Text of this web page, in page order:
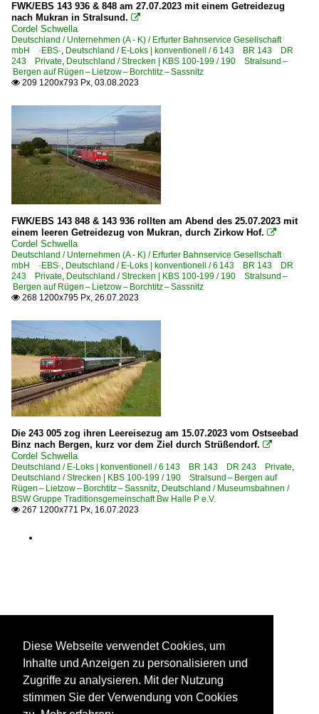
FWK/EBS 143 936 & 848 am 27.07.2023 mit einem Getreidezug
nach Mukran in Stralsund. 
Cordel Schwella
Deutschland / Unternehmen (A - K) / Erfurter Bahnservice Gesellschaft
mbH ·EBS·, Deutschland / E-Loks | konventionell / 6 143 BR 143 DR
243 Private, Deutschland / Strecken | KBS 100-199 / 190 Stralsund –
Bergen auf Rügen – Lietzow – Borchtitz – Sassnitz
 209 1200x793 Px, 03.08.2023
FWK/EBS 143 848 & 143 936 rollten am Abend des 25.07.2023 mit
einem leeren Getreidezug von Mukran, durch Zirkow Hof. 
Cordel Schwella
Deutschland / Unternehmen (A - K) / Erfurter Bahnservice Gesellschaft
mbH ·EBS·, Deutschland / E-Loks | konventionell / 6 143 BR 143 DR
243 Private, Deutschland / Strecken | KBS 100-199 / 190 Stralsund –
Bergen auf Rügen – Lietzow – Borchtitz – Sassnitz
 268 1200x795 Px, 26.07.2023
Die 243 005 zog ihren Leereisezug am 15.07.2023 vom Ostseebad
Binz nach Bergen, kurz vor dem Ziel durch Strüßendorf. 
Cordel Schwella
Deutschland / E-Loks | konventionell / 6 143 BR 143 DR 243 Private,
Deutschland / Strecken | KBS 100-199 / 190 Stralsund – Bergen auf
Rügen – Lietzow – Borchtitz – Sassnitz, Deutschland / Museumsbahnen /
BSW Gruppe Traditionsgemeinschaft Bw Halle P e.V.
 267 1200x771 Px, 16.07.2023
Diese Webseite verwendet Cookies, um
Inhalte und Anzeigen zu personalisieren und
Zugriffe zu analysieren. Mit der Nutzung
stimmen Sie der Verwendung von Cookies